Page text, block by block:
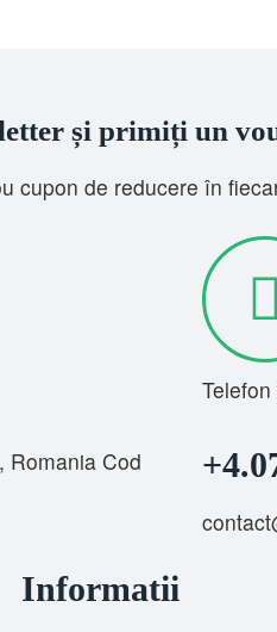
și primiți un
cupon de reducere în
Romania Cod
Informatii